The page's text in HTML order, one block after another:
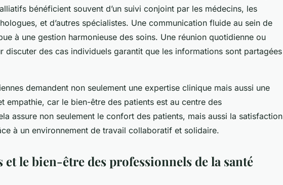
bénéficient souvent d’un suivi conjoint par les médecins, les
et d’autres spécialistes. Une communication fluide au sein de
à une gestion harmonieuse des soins. Une réunion quotidienne ou
discuter des cas individuels garantit que les informations sont partagées
demandent non seulement une expertise clinique mais aussi une
empathie, car le bien-être des patients est au centre des
assure non seulement le confort des patients, mais aussi la satisfaction
à un environnement de travail collaboratif et solidaire.
et le bien-être des professionnels de la santé